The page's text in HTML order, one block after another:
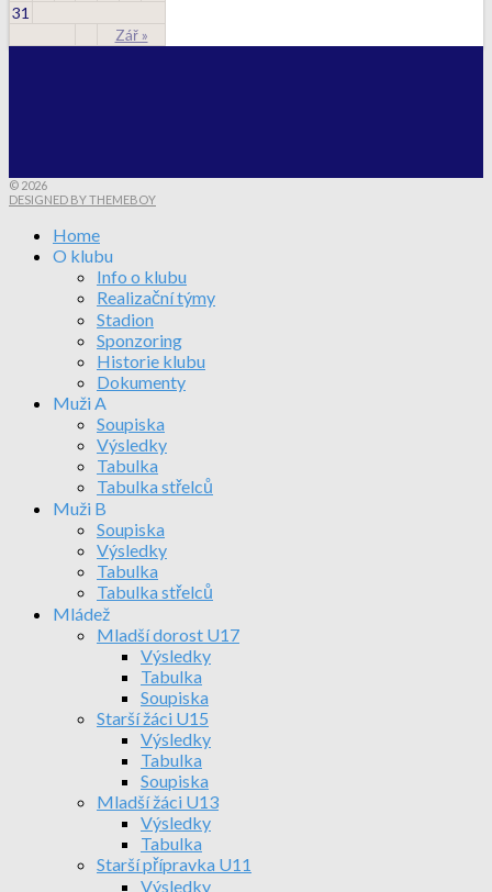
Zář »
31
© 2026
DESIGNED BY THEMEBOY
Home
O klubu
Info o klubu
Realizační týmy
Stadion
Sponzoring
Historie klubu
Dokumenty
Muži A
Soupiska
Výsledky
Tabulka
Tabulka střelců
Muži B
Soupiska
Výsledky
Tabulka
Tabulka střelců
Mládež
Mladší dorost U17
Výsledky
Tabulka
Soupiska
Starší žáci U15
Výsledky
Tabulka
Soupiska
Mladší žáci U13
Výsledky
Tabulka
Starší přípravka U11
Výsledky